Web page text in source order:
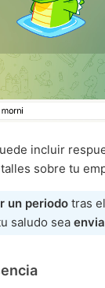
incluir
sobre tu
un periodo tras
saludo sea